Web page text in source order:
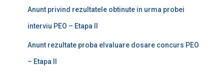
Anunt privind rezultatele obtinute in urma probei
interviu PEO – Etapa II
Anunt rezultate proba elvaluare dosare concurs PEO
– Etapa II